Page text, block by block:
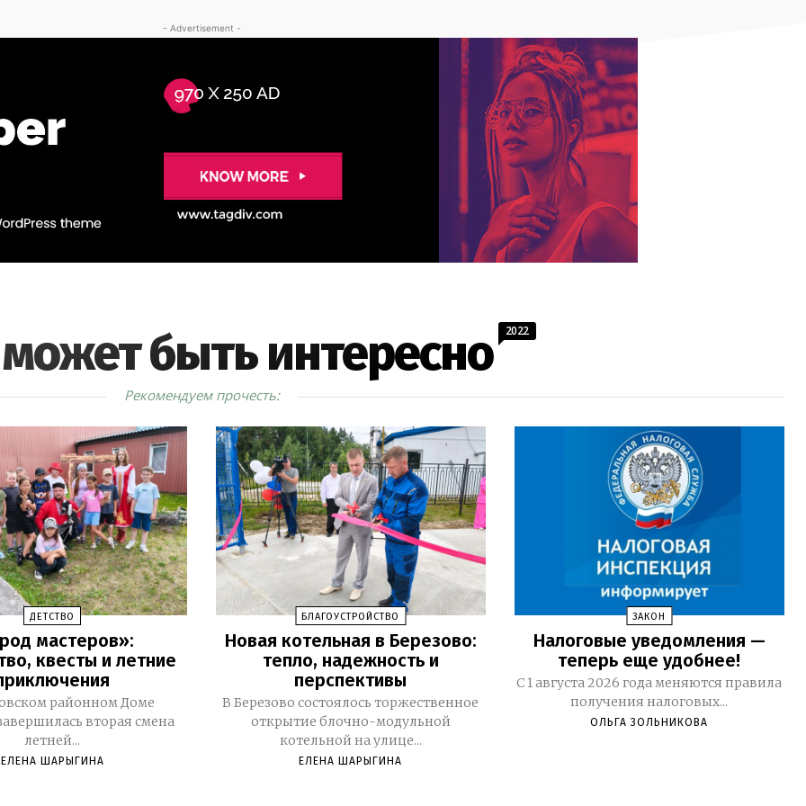
- Advertisement -
быть интересно 2022
Рекомендуем прочесть:
ДЕТСТВО
мастеров»:
квесты и летние
районном Доме
вторая смена
летней...
ЕЛЕНА ШАРЫГИНА
БЛАГОУСТРОЙСТВО
Новая котельная в Березово:
тепло, надежность и
перспективы
В Березово состоялось торжественное
открытие блочно-модульной
котельной на улице...
ЕЛЕНА ШАРЫГИНА
ЗАКОН
Налоговые уведомления —
теперь еще удобнее!
С 1 августа 2026 года меняются правила
получения налоговых...
ОЛЬГА ЗОЛЬНИКОВА